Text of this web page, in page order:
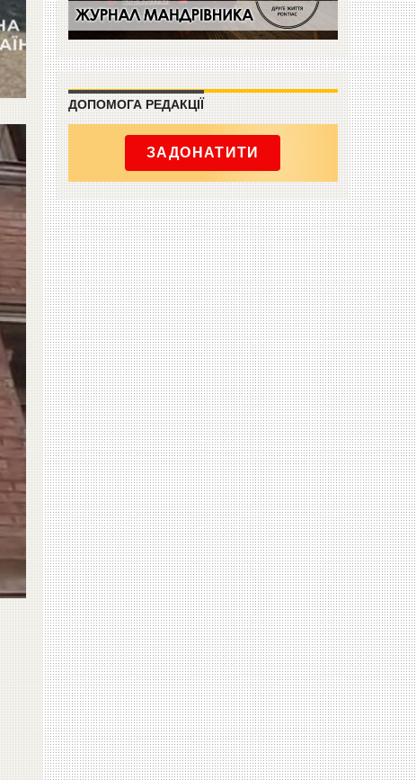
ДОПОМОГА РЕДАКЦІЇ
ЗАДОНАТИТИ